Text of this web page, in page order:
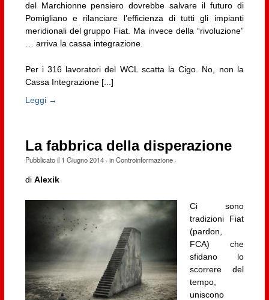
del Marchionne pensiero dovrebbe salvare il futuro di
Pomigliano e rilanciare l’efficienza di tutti gli impianti
meridionali del gruppo Fiat. Ma invece della “rivoluzione”
… arriva la cassa integrazione.
Per i 316 lavoratori del WCL scatta la Cigo. No, non la
Cassa Integrazione [...]
Leggi →
La fabbrica della disperazione
Pubblicato il 1 Giugno 2014· inControinformazione·
di Alexik
Ci sono
tradizioni Fiat
(pardon,
FCA) che
sfidano lo
scorrere del
tempo,
uniscono